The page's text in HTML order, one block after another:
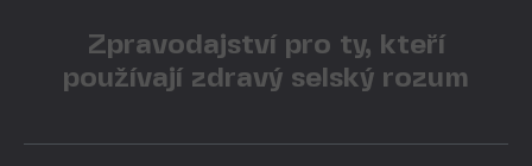
Zpravodajství pro ty, kteří
používají zdravý selský rozum